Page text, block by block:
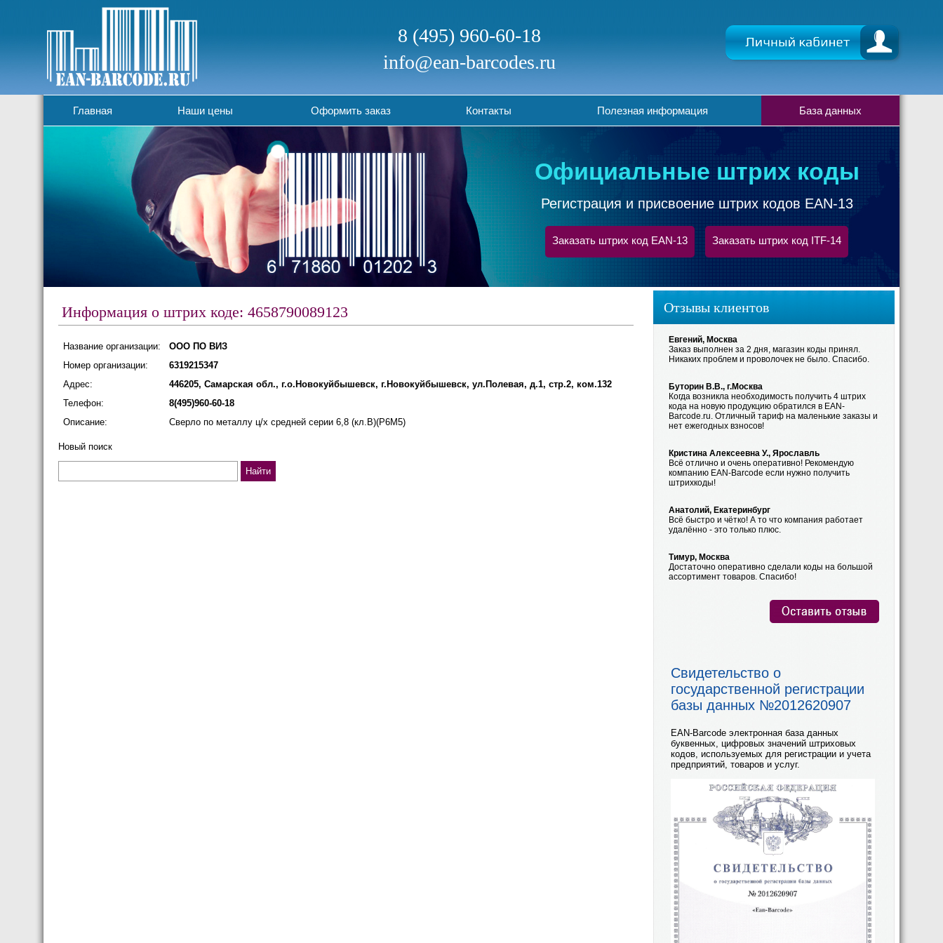
8 (495) 960-60-18
info@ean-barcodes.ru
Главная Наши цены Оформить заказ Контакты Полезная информация База данных
Официальные штрих коды
Регистрация и присвоение штрих кодов EAN-13
Заказать штрих код EAN-13 Заказать штрих код ITF-14
Информация о штрих коде: 4658790089123
Название организации:
ООО ПО ВИЗ
Номер организации:
6319215347
Адрес:
446205, Самарская обл., г.о.Новокуйбышевск, г.Новокуйбышевск, ул.Полевая, д.1, стр.2, ком.132
Телефон:
8(495)960-60-18
Описание:
Сверло по металлу ц/х средней серии 6,8 (кл.В)(Р6М5)
Новый поиск
Отзывы клиентов
Евгений, Москва
Заказ выполнен за 2 дня, магазин коды принял.
Никаких проблем и проволочек не было. Спасибо.
Буторин В.В., г.Москва
Когда возникла необходимость получить 4 штрих
кода на новую продукцию обратился в EAN-
Barcode.ru. Отличный тариф на маленькие заказы и
нет ежегодных взносов!
Кристина Алексеевна У., Ярославль
Всё отлично и очень оперативно! Рекомендую
компанию EAN-Barcode если нужно получить
штрихкоды!
Анатолий, Екатеринбург
Всё быстро и чётко! А то что компания работает
удалённо - это только плюс.
Тимур, Москва
Достаточно оперативно сделали коды на большой
ассортимент товаров. Спасибо!
Свидетельство о
государственной регистрации
базы данных №2012620907
EAN-Barcode электронная база данных
буквенных, цифровых значений штриховых
кодов, используемых для регистрации и учета
предприятий, товаров и услуг.